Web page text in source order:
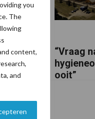
you
The
content,
and
“Vraag
ooit”